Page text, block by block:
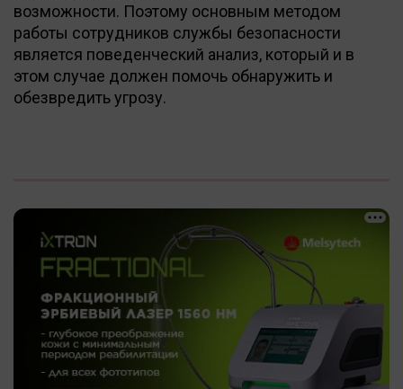
возможности. Поэтому основным методом
работы сотрудников службы безопасности
является поведенческий анализ, который и в
этом случае должен помочь обнаружить и
обезвредить угрозу.